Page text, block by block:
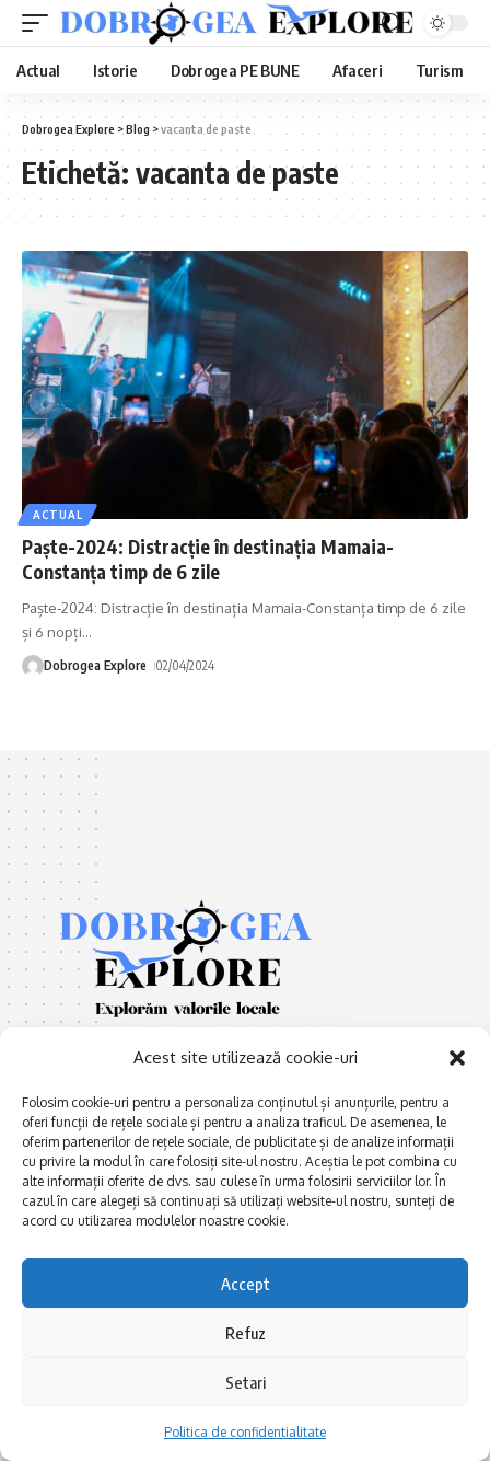
Acest site utilizează cookie-uri
Folosim cookie-uri pentru a personaliza conținutul și anunțurile, pentru a
oferi funcții de rețele sociale și pentru a analiza traficul. De asemenea, le
oferim partenerilor de rețele sociale, de publicitate și de analize informații
cu privire la modul în care folosiți site-ul nostru. Aceștia le pot combina cu
alte informații oferite de dvs. sau culese în urma folosirii serviciilor lor. În
cazul în care alegeți să continuați să utilizați website-ul nostru, sunteți de
acord cu utilizarea modulelor noastre cookie.
Accept
Refuz
Setari
Politica de confidentialitate
Actual Istorie Dobrogea PE BUNE Afaceri Turism
Dobrogea Explore >Blog >vacanta de paste
Etichetă: vacanta de paste
ACTUAL
Paște-2024: Distracție în destinația Mamaia-
Constanța timp de 6 zile
Paște-2024: Distracție în destinația Mamaia-Constanța timp de 6 zile
și 6 nopți…
Dobrogea Explore 02/04/2024
E xplorăm Dobrogea,
Explorăm valorile locale:
Deltă, Litoral, cele mai mari
biserici și mănăstiri, cele mai
FRUMOASE POVEȘTI.
Afaceri și meșteșuguri
Actualitate